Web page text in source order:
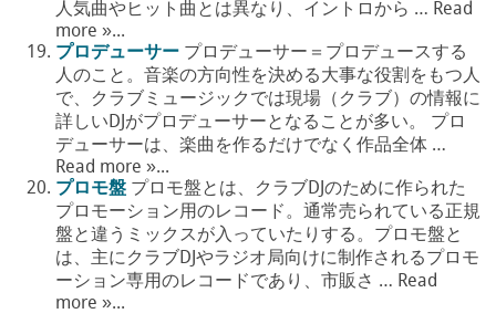
人気曲やヒット曲とは異なり、イントロから … Read
more »...
プロデューサー プロデューサー＝プロデュースする
人のこと。音楽の方向性を決める大事な役割をもつ人
で、クラブミュージックでは現場（クラブ）の情報に
詳しいDJがプロデューサーとなることが多い。 プロ
デューサーは、楽曲を作るだけでなく作品全体 …
Read more »...
プロモ盤 プロモ盤とは、クラブDJのために作られた
プロモーション用のレコード。通常売られている正規
盤と違うミックスが入っていたりする。プロモ盤と
は、主にクラブDJやラジオ局向けに制作されるプロモ
ーション専用のレコードであり、市販さ … Read
more »...